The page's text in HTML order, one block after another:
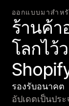
ออกแบบมาสำห
ร้านค้
โลกไว้
รองรับอนาคต
อัปเดตเป็นปร